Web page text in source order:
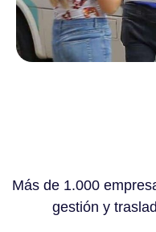
Más de 1.000
gestión y